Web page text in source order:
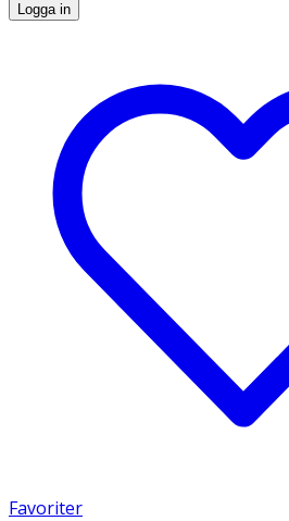
Logga in
Favoriter